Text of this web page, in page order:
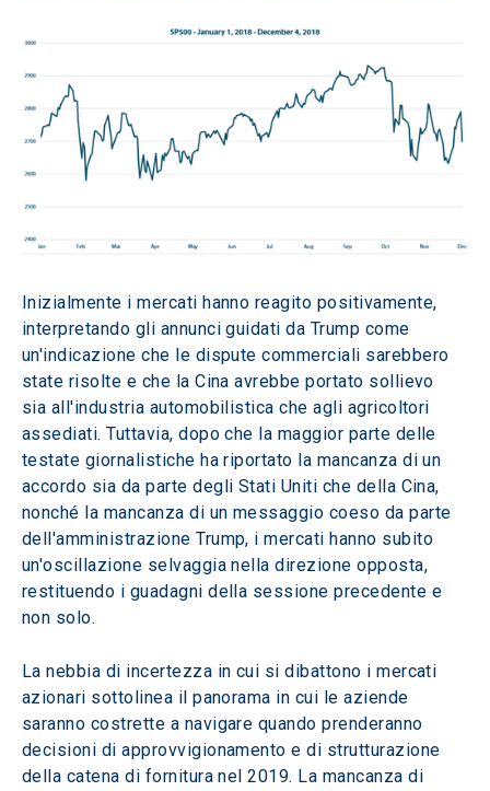
Inizialmente i mercati hanno reagito positivamente,
interpretando gli annunci guidati da Trump come
un'indicazione che le dispute commerciali sarebbero
state risolte e che la Cina avrebbe portato sollievo
sia all'industria automobilistica che agli agricoltori
assediati. Tuttavia, dopo che la maggior parte delle
testate giornalistiche ha riportato la mancanza di un
accordo sia da parte degli Stati Uniti che della Cina,
nonché la mancanza di un messaggio coeso da parte
dell'amministrazione Trump, i mercati hanno subito
un'oscillazione selvaggia nella direzione opposta,
restituendo i guadagni della sessione precedente e
non solo.
La nebbia di incertezza in cui si dibattono i mercati
azionari sottolinea il panorama in cui le aziende
saranno costrette a navigare quando prenderanno
decisioni di approvvigionamento e di strutturazione
della catena di fornitura nel 2019. La mancanza di